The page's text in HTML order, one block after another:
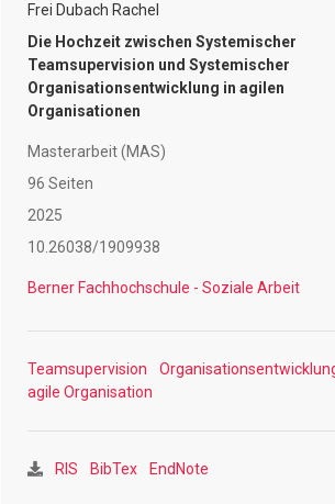
Frei Dubach Rachel
Die Hochzeit zwischen Systemischer
Teamsupervision und Systemischer
Organisationsentwicklung in agilen
Organisationen
Masterarbeit (MAS)
96 Seiten
2025
10.26038/1909938
Berner Fachhochschule - Soziale Arbeit
Teamsupervision
agile Organisation
RIS BibTex EndNote